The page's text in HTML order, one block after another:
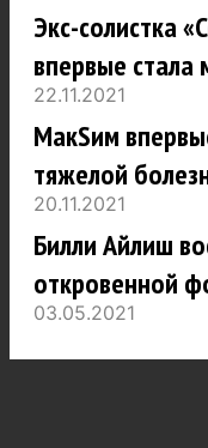
Экс-солистка
впервые
22.11.2021
МакSим
тяжелой
20.11.2021
Билли Айлиш
откровенной
03.05.2021